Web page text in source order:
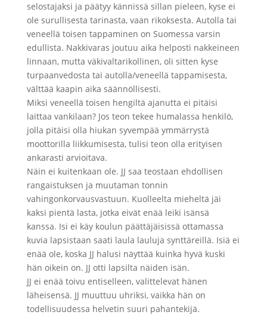
selostajaksi ja päätyy kännissä sillan pieleen, kyse ei
ole surullisesta tarinasta, vaan rikoksesta. Autolla tai
veneellä toisen tappaminen on Suomessa varsin
edullista. Nakkivaras joutuu aika helposti nakkeineen
linnaan, mutta väkivaltarikollinen, oli sitten kyse
turpaanvedosta tai autolla/veneellä tappamisesta,
välttää kaapin aika säännöllisesti.
Miksi veneellä toisen hengiltä ajanutta ei pitäisi
laittaa vankilaan? Jos teon tekee humalassa henkilö,
jolla pitäisi olla hiukan syvempää ymmärrystä
moottorilla liikkumisesta, tulisi teon olla erityisen
ankarasti arvioitava.
Näin ei kuitenkaan ole. JJ saa teostaan ehdollisen
rangaistuksen ja muutaman tonnin
vahingonkorvausvastuun. Kuolleelta mieheltä jäi
kaksi pientä lasta, jotka eivät enää leiki isänsä
kanssa. Isi ei käy koulun päättäjäisissä ottamassa
kuvia lapsistaan saati laula lauluja synttäreillä. Isiä ei
enää ole, koska JJ halusi näyttää kuinka hyvä kuski
hän oikein on. JJ otti lapsilta näiden isän.
JJ ei enää toivu entiselleen, valittelevat hänen
läheisensä. JJ muuttuu uhriksi, vaikka hän on
todellisuudessa helvetin suuri pahantekijä.